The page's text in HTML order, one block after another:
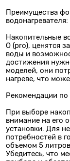
Преимущества
водонагревателя:
Накопительные
O (pro), ценятся
воды и
достижения
моделей, они
нагреве, что
Рекомендации по
При выборе
внимание на его
установки. Для
потребностей в
объемом 5
Убедитесь, что